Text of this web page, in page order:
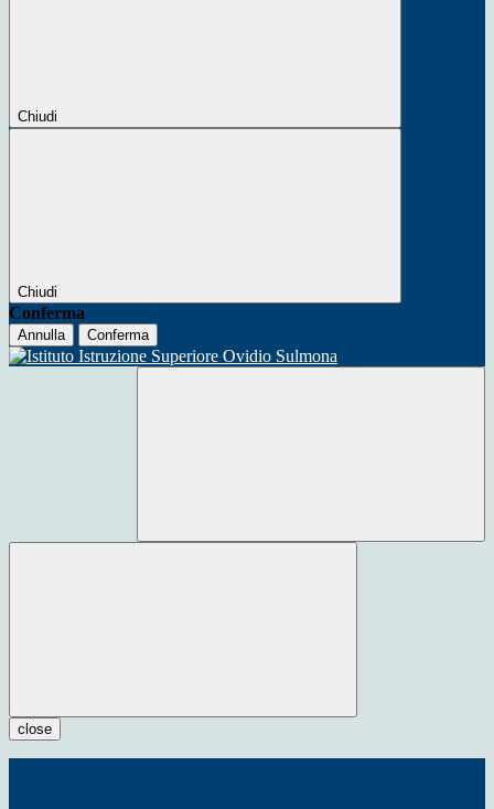
Chiudi
Chiudi
Conferma
Annulla Conferma
close